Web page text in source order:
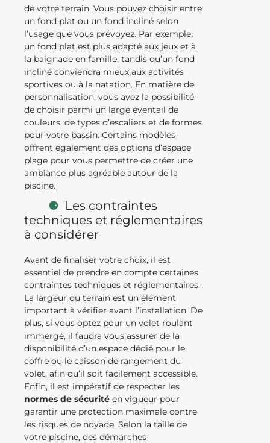
de votre terrain. Vous pouvez choisir entre
un fond plat ou un fond incliné selon
l’usage que vous prévoyez. Par exemple,
un fond plat est plus adapté aux jeux et à
la baignade en famille, tandis qu’un fond
incliné conviendra mieux aux activités
sportives ou à la natation. En matière de
personnalisation, vous avez la possibilité
de choisir parmi un large éventail de
couleurs, de types d’escaliers et de formes
pour votre bassin. Certains modèles
offrent également des options d’espace
plage pour vous permettre de créer une
ambiance plus agréable autour de la
piscine.
Les contraintes
techniques et réglementaires
à considérer
Avant de finaliser votre choix, il est
essentiel de prendre en compte certaines
contraintes techniques et réglementaires.
La largeur du terrain est un élément
important à vérifier avant l’installation. De
plus, si vous optez pour un volet roulant
immergé, il faudra vous assurer de la
disponibilité d’un espace dédié pour le
coffre ou le caisson de rangement du
volet, afin qu’il soit facilement accessible.
Enfin, il est impératif de respecter les
normes de sécurité en vigueur pour
garantir une protection maximale contre
les risques de noyade. Selon la taille de
votre piscine, des démarches